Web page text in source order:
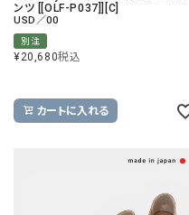
ンツ [[OLF-P037]][C]
USD／00
別注
¥20,680税込
カートに入れる